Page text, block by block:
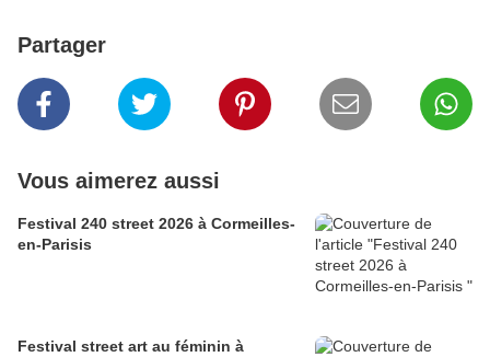
Partager
Vous aimerez aussi
Festival 240 street 2026 à Cormeilles-
en-Parisis
Festival street art au féminin à